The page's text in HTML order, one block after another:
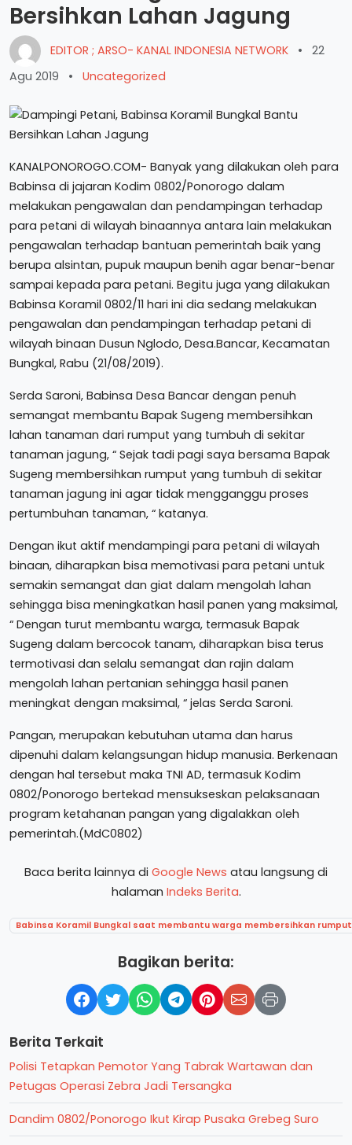
Bersihkan Lahan Jagung
EDITOR ; ARSO- KANAL INDONESIA NETWORK •
22
Agu 2019
• Uncategorized
KANALPONOROGO.COM- Banyak yang dilakukan oleh para
Babinsa di jajaran Kodim 0802/Ponorogo dalam
melakukan pengawalan dan pendampingan terhadap
para petani di wilayah binaannya antara lain melakukan
pengawalan terhadap bantuan pemerintah baik yang
berupa alsintan, pupuk maupun benih agar benar-benar
sampai kepada para petani. Begitu juga yang dilakukan
Babinsa Koramil 0802/11 hari ini dia sedang melakukan
pengawalan dan pendampingan terhadap petani di
wilayah binaan Dusun Nglodo, Desa.Bancar, Kecamatan
Bungkal, Rabu (21/08/2019).
Serda Saroni, Babinsa Desa Bancar dengan penuh
semangat membantu Bapak Sugeng membersihkan
lahan tanaman dari rumput yang tumbuh di sekitar
tanaman jagung, “ Sejak tadi pagi saya bersama Bapak
Sugeng membersihkan rumput yang tumbuh di sekitar
tanaman jagung ini agar tidak mengganggu proses
pertumbuhan tanaman, “ katanya.
Dengan ikut aktif mendampingi para petani di wilayah
binaan, diharapkan bisa memotivasi para petani untuk
semakin semangat dan giat dalam mengolah lahan
sehingga bisa meningkatkan hasil panen yang maksimal,
“ Dengan turut membantu warga, termasuk Bapak
Sugeng dalam bercocok tanam, diharapkan bisa terus
termotivasi dan selalu semangat dan rajin dalam
mengolah lahan pertanian sehingga hasil panen
meningkat dengan maksimal, “ jelas Serda Saroni.
Pangan, merupakan kebutuhan utama dan harus
dipenuhi dalam kelangsungan hidup manusia. Berkenaan
dengan hal tersebut maka TNI AD, termasuk Kodim
0802/Ponorogo bertekad mensukseskan pelaksanaan
program ketahanan pangan yang digalakkan oleh
pemerintah.(MdC0802)
Baca berita lainnya di Google News atau langsung di
halaman Indeks Berita.
Babinsa Koramil Bungkal saat membantu warga membersihkan
Bagikan berita:
Berita Terkait
Polisi Tetapkan Pemotor Yang Tabrak Wartawan dan
Petugas Operasi Zebra Jadi Tersangka
Dandim 0802/Ponorogo Ikut Kirap Pusaka Grebeg Suro